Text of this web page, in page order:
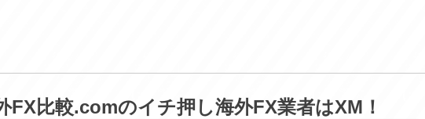
FX比較.comのイチ押し海外FX業者はXM！